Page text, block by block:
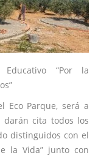
“Por la
Eco Parque, será a
cita todos los
distinguidos con el
la Vida” junto con